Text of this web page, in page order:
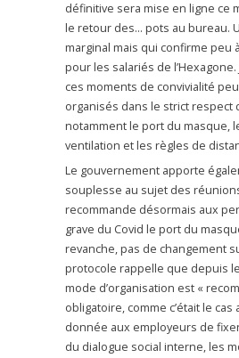
définitive sera mise en ligne ce
le retour des… pots au bureau.
marginal mais qui confirme peu
pour les salariés de
ces moments de convivialité
organisés dans le strict respect
notamment le port du masque,
ventilation et les règles de
Le gouvernement apporte
souplesse au sujet des
recommande désormais aux
grave du Covid le port du
revanche, pas de changement
protocole rappelle que depuis
mode d’organisation est «
obligatoire, comme c’était le
donnée aux employeurs de
du dialogue social interne, les